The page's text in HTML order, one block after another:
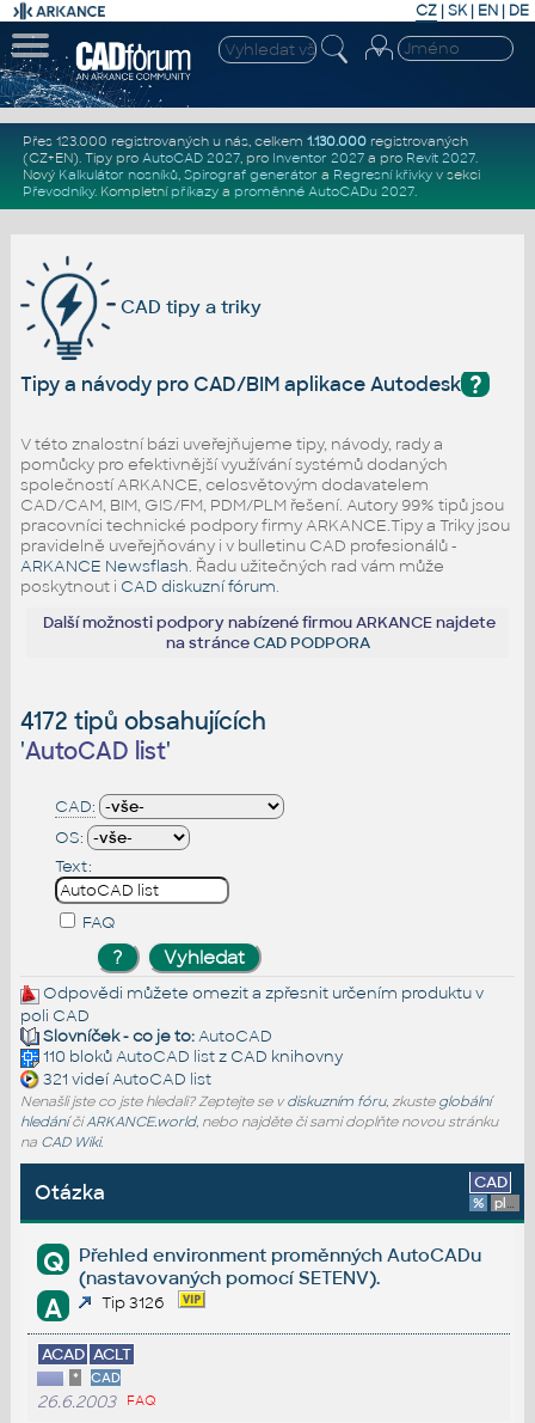
CZ | SK| EN | DE
Přes 123.000 registrovaných u nás, celkem 1.130.000registrovaných
(CZ+EN). Tipy pro AutoCAD 2027, pro Inventor 2027a pro Revit 2027.
Nový Kalkulátor nosníků, Spirograf generátor a Regresní křivkyv sekci
Převodníky. Kompletní příkazya proměnné AutoCADu 2027.
CAD tipy a triky
?
Tipy a návody pro CAD/BIM aplikace Autodesk
V této znalostní bázi uveřejňujeme tipy, návody, rady a
pomůcky pro efektivnější využívání systémů dodaných
společností ARKANCE, celosvětovým dodavatelem
CAD/CAM, BIM, GIS/FM, PDM/PLM řešení. Autory 99% tipů jsou
pracovníci technické podpory firmy ARKANCE.Tipy a Triky jsou
pravidelně uveřejňovány i v bulletinu CAD profesionálů -
ARKANCE Newsflash. Řadu užitečných rad vám může
poskytnout i CAD diskuzní fórum.
Další možnosti podpory nabízené firmou ARKANCE najdete
na stránceCAD PODPORA
4172 tipů obsahujících
'AutoCAD list'
CAD:
OS:
Text:
FAQ
Odpovědi můžete omezit a zpřesnit určením produktu v
poli CAD
Slovníček - co je to:AutoCAD
110 blokůAutoCAD listz CAD knihovny
321 videíAutoCAD list
Nenašli jste co jste hledali? Zeptejte se v diskuzním fóru, zkuste globální
hledáníčiARKANCE.world, nebo najděte či sami doplňte novou stránku
na CAD Wiki.
Otázka CAD
% platforma
Q
Přehled environment proměnných AutoCADu
(nastavovaných pomocí SETENV).
A Tip 3126
ACAD ACLT
* CAD
26.6.2003 FAQ